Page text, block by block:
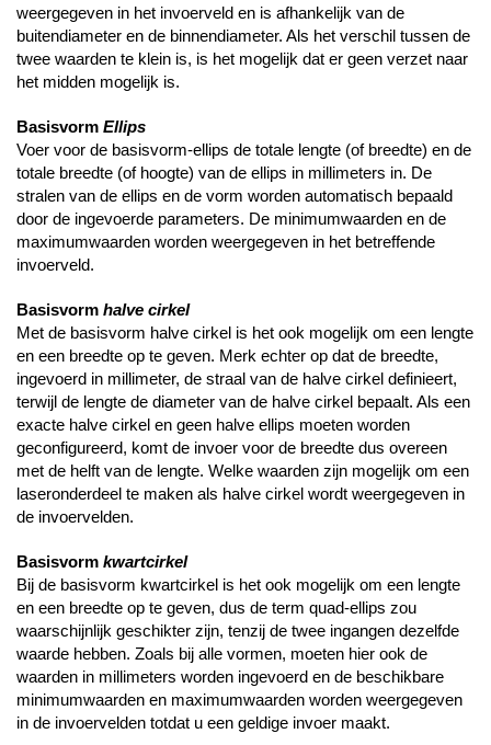
weergegeven in het invoerveld en is afhankelijk van de
buitendiameter en de binnendiameter. Als het verschil tussen de
twee waarden te klein is, is het mogelijk dat er geen verzet naar
het midden mogelijk is.
Basisvorm Ellips
Voer voor de basisvorm-ellips de totale lengte (of breedte) en de
totale breedte (of hoogte) van de ellips in millimeters in. De
stralen van de ellips en de vorm worden automatisch bepaald
door de ingevoerde parameters. De minimumwaarden en de
maximumwaarden worden weergegeven in het betreffende
invoerveld.
Basisvorm halve cirkel
Met de basisvorm halve cirkel is het ook mogelijk om een lengte
en een breedte op te geven. Merk echter op dat de breedte,
ingevoerd in millimeter, de straal van de halve cirkel definieert,
terwijl de lengte de diameter van de halve cirkel bepaalt. Als een
exacte halve cirkel en geen halve ellips moeten worden
geconfigureerd, komt de invoer voor de breedte dus overeen
met de helft van de lengte. Welke waarden zijn mogelijk om een
laseronderdeel te maken als halve cirkel wordt weergegeven in
de invoervelden.
Basisvorm kwartcirkel
Bij de basisvorm kwartcirkel is het ook mogelijk om een lengte
en een breedte op te geven, dus de term quad-ellips zou
waarschijnlijk geschikter zijn, tenzij de twee ingangen dezelfde
waarde hebben. Zoals bij alle vormen, moeten hier ook de
waarden in millimeters worden ingevoerd en de beschikbare
minimumwaarden en maximumwaarden worden weergegeven
in de invoervelden totdat u een geldige invoer maakt.